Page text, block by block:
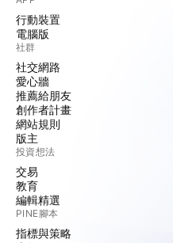
行動裝置
電腦版
社群
社交網路
愛心牆
推薦給朋友
創作者計畫
網站規則
版主
投資想法
交易
教育
編輯精選
PINE腳本
指標與策略